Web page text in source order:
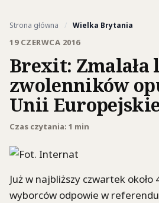
Strona główna / Wielka Brytania
19 CZERWCA 2016
Brexit: Zmalała
zwolenników
Unii
Czas czytania: 1 min
Już w najbliższy czwartek
wyborców odpowie w